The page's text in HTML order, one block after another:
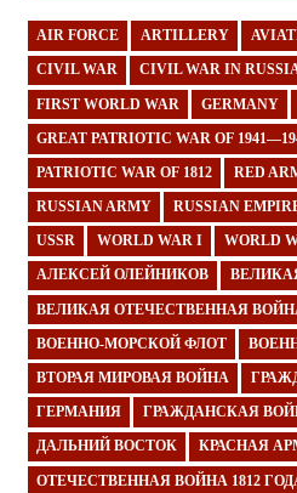
AIR FORCE ARTILLERY
CIVIL WAR CIVIL WAR IN
FIRST WORLD WAR GERMANY
GREAT PATRIOTIC WAR OF
PATRIOTIC WAR OF 1812 RED
RUSSIAN ARMY RUSSIAN
USSR WORLD WAR I WORLD
АЛЕКСЕЙ ОЛЕЙНИКОВ
ВЕЛИКАЯ ОТЕЧЕСТВЕННАЯ ВОЙНА
ВОЕННО-МОРСКОЙ ФЛОТ
ВТОРАЯ МИРОВАЯ ВОЙНА
ГЕРМАНИЯ ГРАЖДАНСКАЯ
ДАЛЬНИЙ ВОСТОК КРАСНАЯ
ОТЕЧЕСТВЕННАЯ ВОЙНА 1812